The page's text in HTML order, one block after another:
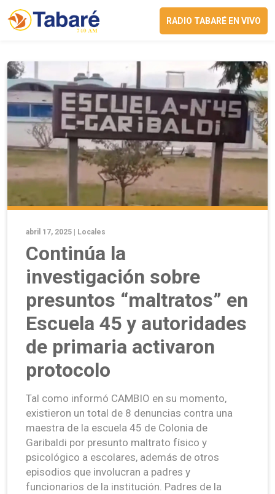
RADIO TABARÉ EN VIVO
abril 17, 2025 | Locales
Continúa la
investigación sobre
presuntos “maltratos” en
Escuela 45 y autoridades
de primaria activaron
protocolo
Tal como informó CAMBIO en su momento,
existieron un total de 8 denuncias contra una
maestra de la escuela 45 de Colonia de
Garibaldi por presunto maltrato físico y
psicológico a escolares, además de otros
episodios que involucran a padres y
funcionarios de la institución. Padres de la